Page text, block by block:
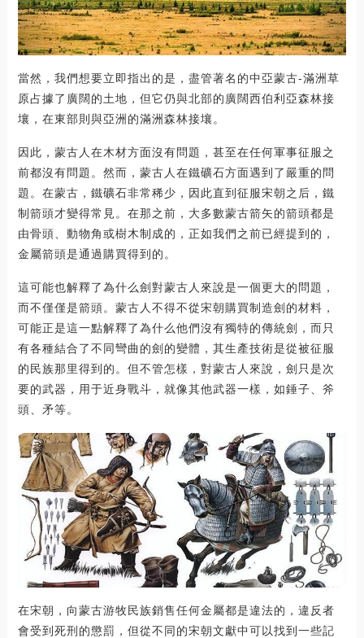
當然，我們想要立即指出的是，盡管著名的中亞蒙古-滿洲草
原占據了廣闊的土地，但它仍與北部的廣闊西伯利亞森林接
壤，在東部則與亞洲的滿洲森林接壤。
因此，蒙古人在木材方面沒有問題，甚至在任何軍事征服之
前都沒有問題。然而，蒙古人在鐵礦石方面遇到了嚴重的問
題。在蒙古，鐵礦石非常稀少，因此直到征服宋朝之后，鐵
制箭頭才變得常見。在那之前，大多數蒙古箭矢的箭頭都是
由骨頭、動物角或樹木制成的，正如我們之前已經提到的，
金屬箭頭是通過購買得到的。
這可能也解釋了為什么劍對蒙古人來說是一個更大的問題，
而不僅僅是箭頭。蒙古人不得不從宋朝購買制造劍的材料，
可能正是這一點解釋了為什么他們沒有獨特的傳統劍，而只
有各種結合了不同彎曲的劍的變體，其生產技術是從被征服
的民族那里得到的。但不管怎樣，對蒙古人來說，劍只是次
要的武器，用于近身戰斗，就像其他武器一樣，如錘子、斧
頭、矛等。
在宋朝，向蒙古游牧民族銷售任何金屬都是違法的，違反者
會受到死刑的懲罰，但從不同的宋朝文獻中可以找到一些記